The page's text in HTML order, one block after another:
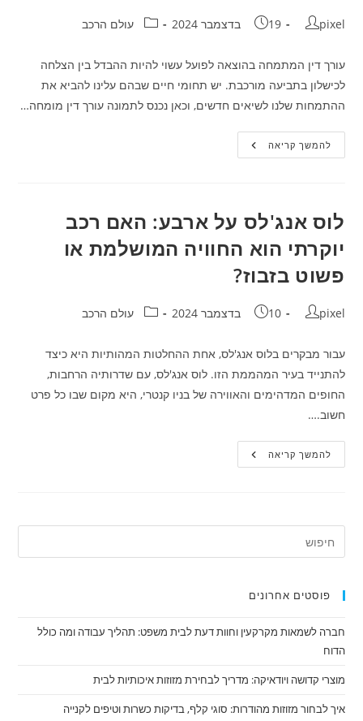
מחבר:
pixel פורסם:
19 בדצמבר 2024 קטגוריה:עולם הרכב
עורך דין המתמחה בהוצאה לפועל עשוי להיות ההבדל בין הצלחה
לכישלון בתביעה מורכבת. יש תחומי חיים שבהם עלינו להביא את
ההתמחות שלנו לשיאים חדשים, וכאן נכנס לתמונה עורך דין מומחה…
להמשך קריאהעורך
דין
המדריך
המפורט
העורך
דין
האולטימטיבי
לוס אנג'לס על ארבע: האם רכב
יוקרתי הוא החוויה המושלמת או
פשוט בזבוז?
מחבר:
pixel פורסם:
10 בדצמבר 2024 קטגוריה:עולם הרכב
עבור מבקרים בלוס אנג'לס, אחת ההחלטות המהותיות היא כיצד
להתנייד בעיר המהממת הזו. לוס אנג'לס, עם שדרותיה הרחבות,
החופים המדהימים והאווירה של בניו קנטרי, היא מקום שבו כל פרט
חשוב.…
להמשך קריאהלוס
אנג'לס
יוקרתי
המושלמת
בזבוז?
פוסטים אחרונים
חברה לשמאות מקרקעין וחוות דעת לבית משפט: תהליך עבודה ומה כולל
הדוח
מוצרי קדושה ויודאיקה: מדריך לבחירת מזוזות איכותיות לבית
איך לבחור מזוזות מהודרות: סוגי קלף, בדיקות כשרות וטיפים לקנייה